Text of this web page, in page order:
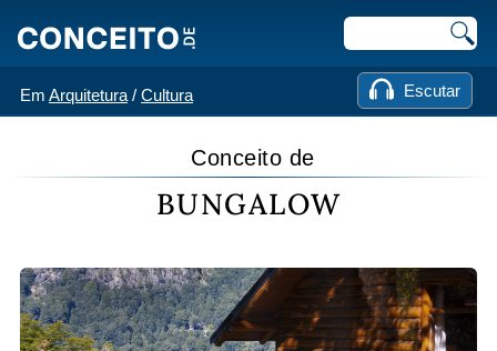
Em Arquitetura / Cultura Escutar
Conceito de
BUNGALOW